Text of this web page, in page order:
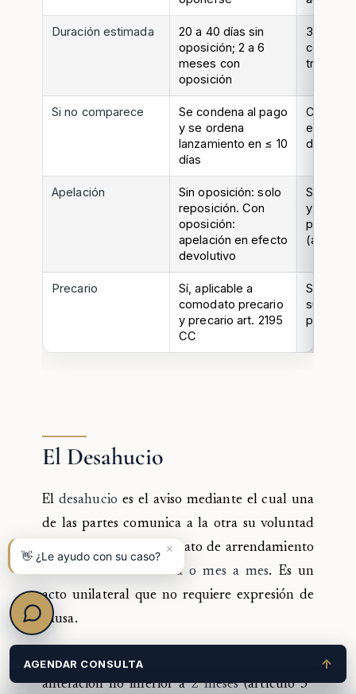
Duración estimada
20 a 40 días sin
oposición; 2 a 6
meses con
oposición
3 a 8
tribunal
Si no comparece
Se condena al pago
y se ordena
lanzamiento en ≤ 10
días
en
Apelación
Sin oposición: solo
reposición. Con
oposición:
apelación en efecto
devolutivo
y
pongan
(art. 8°
Precario
Sí, aplicable a
comodato precario
y precario art. 2195
CC
Sí, se
sumario
procede
El Desahucio
El desahucio es el aviso mediante el cual una
de las partes comunica a la otra su voluntad
de poner fin a un contrato de arrendamiento
deduración indefinida o mes a mes. Es un
acto unilateral que no requiere expresión de
causa.
Plazos:El arrendador debe dar aviso con una
antelación no inferior a2 meses(artículo 3°
×
👋 ¿Le ayudo con su caso?
AGENDAR CONSULTA ↑